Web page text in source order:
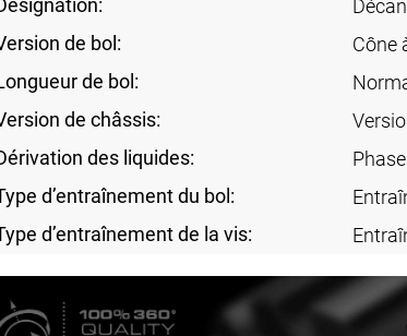
de bol:
Cône
de bol:
de châssis:
des liquides:
d’entraînement du bol:
d’entraînement de la vis: